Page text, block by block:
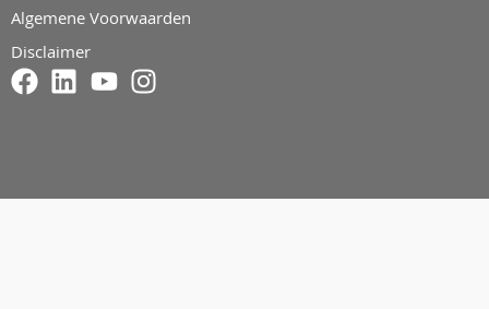
Algemene Voorwaarden
Disclaimer